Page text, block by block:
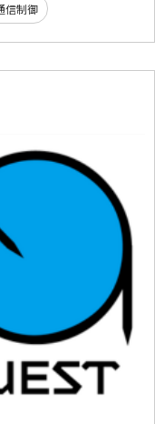
信制御